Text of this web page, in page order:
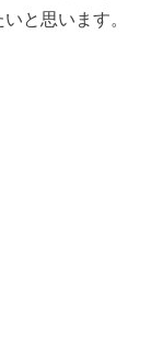
と思います。